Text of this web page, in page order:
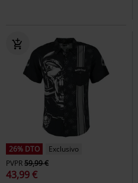
26% DTO
Exclusivo
PVPR59,99 €
43,99 €